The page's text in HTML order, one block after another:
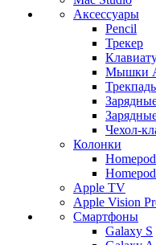
Аксессуары
Pencil
Трекер
Мышки
Чехол-
Колонки
Homepod
Apple TV
Apple Vision
Смартфоны
Galaxy S